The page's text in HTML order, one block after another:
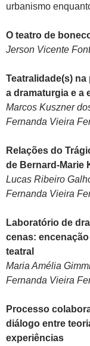
urbanismo
O teatro de
Jerson Vicente
Teatralidade(s)
a dramaturgia e a
Marcos Kuszner
Fernanda Vieira
Relações do
de Bernard-Marie
Lucas Ribeiro
Fernanda Vieira
Laboratório de
cenas:
teatral
Maria Amélia
Fernanda Vieira
Processo
diálogo entre
experiências